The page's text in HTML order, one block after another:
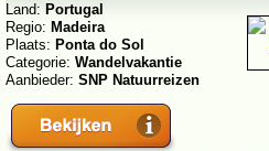
Land: Portugal
Regio: Madeira
Plaats: Ponta do Sol
Categorie: Wandelvakantie
Aanbieder: SNP Natuurreizen